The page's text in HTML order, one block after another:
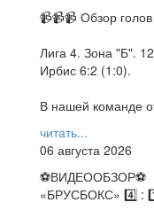
📹📹📹 Обзор
Лига 4. Зона "Б".
Ирбис 6:2 (1:0).
В нашей команде
читать...
06 августа 2026
⚽️ВИДЕООБЗОР⚽️
«БРУСБОКС» 4️⃣ :